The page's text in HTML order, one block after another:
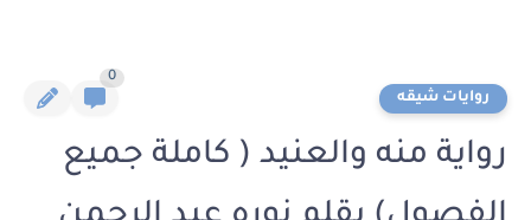
روايات شيقه
0
رواية منه والعنيد ( كاملة جميع